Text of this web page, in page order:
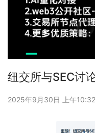
纽交所与SEC讨
2025年9月30日 上午10:32